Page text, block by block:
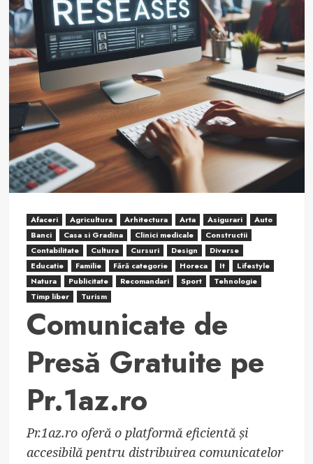
Afaceri Agricultura Arhitectura Arta Asigurari
Auto
Banci
Casa si Gradina Clinici medicale
Constructii
Contabilitate
Cultura Cursuri Design
Diverse
Educatie
Familie Fără categorie Horeca It
Lifestyle
Natura
Publicitate Recomandari Sport
Tehnologie
Timp liber
Turism
Comunicate de
Presă Gratuite pe
Pr.1az.ro
Pr.1az.ro oferă o platformă eficientă și
accesibilă pentru distribuirea comunicatelor